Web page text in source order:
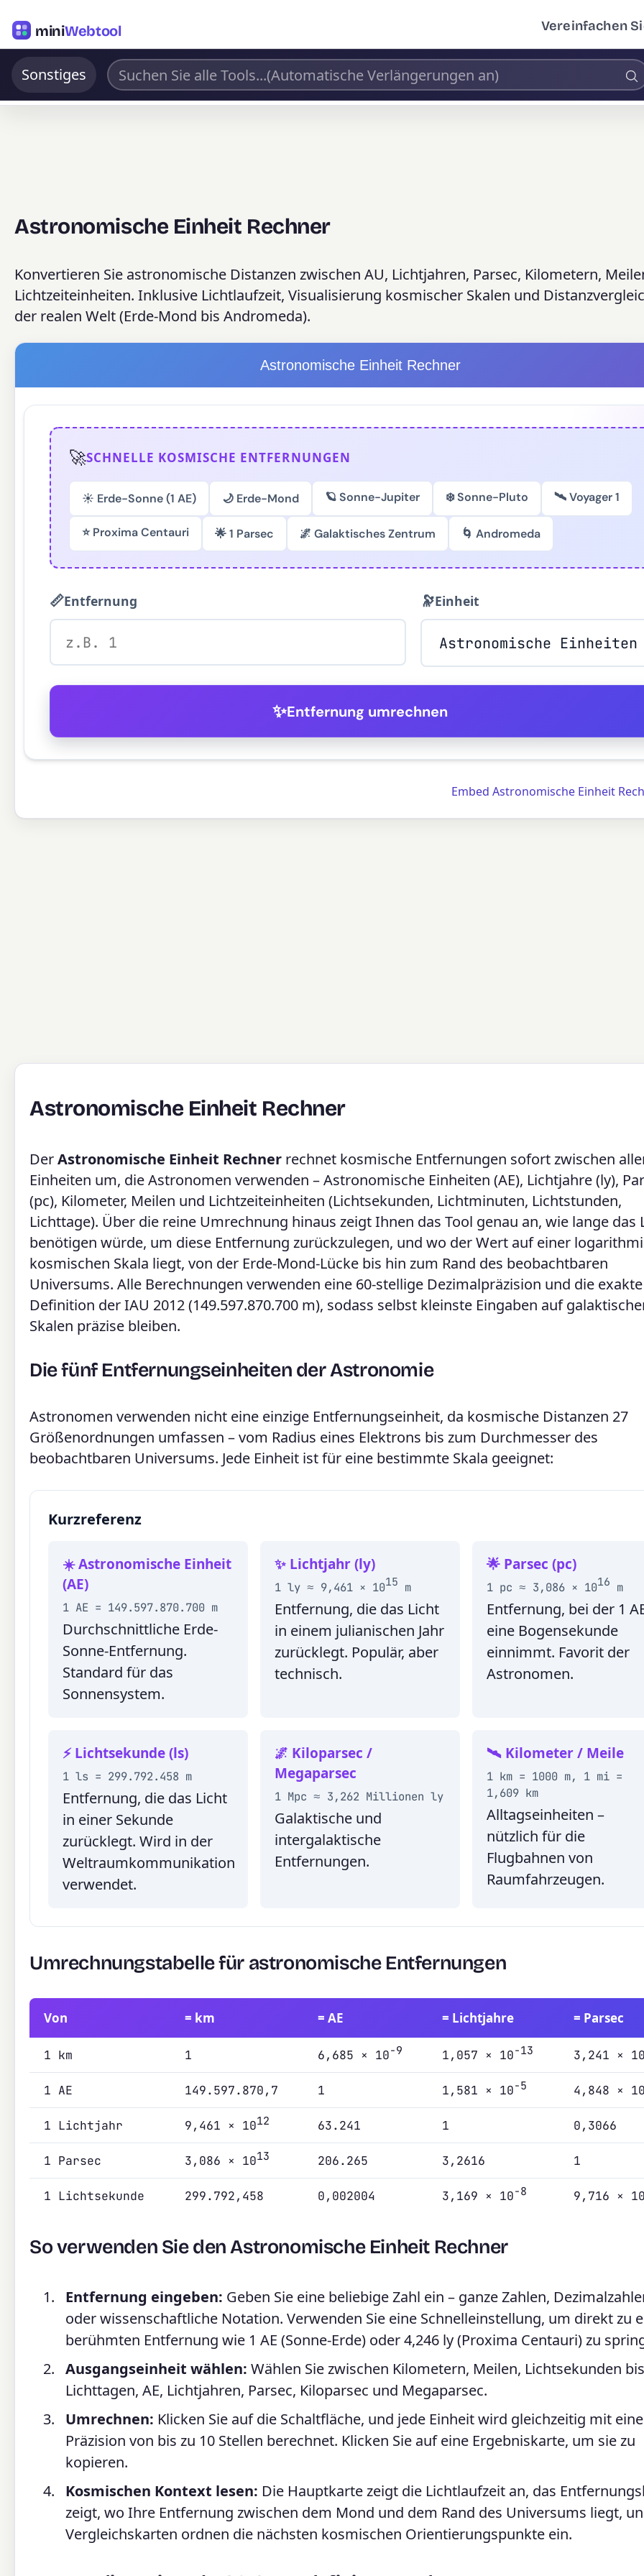
miniWebtool Vereinfachen
Sonstiges
Astronomische Einheit Rechner
Konvertieren Sie astronomische Distanzen zwischen AU, Lichtjahren, Parsec, Kilometern,
Lichtzeiteinheiten. Inklusive Lichtlaufzeit, Visualisierung kosmischer Skalen und
der realen Welt (Erde-Mond bis Andromeda).
Astronomische Einheit Rechner
🚀SCHNELLE KOSMISCHE ENTFERNUNGEN
☀️ Erde-Sonne (1 AE) 🌙 Erde-Mond 🪐 Sonne-Jupiter ❄️ Sonne-Pluto 🛰️ Voyager 1
⭐ Proxima Centauri 🌟 1 Parsec 🌌 Galaktisches Zentrum 🌀 Andromeda
📏Entfernung 🔭Einheit
✨Entfernung umrechnen
Embed Astronomische Einheit
Astronomische Einheit Rechner
DerAstronomische Einheit Rechner rechnet kosmische Entfernungen sofort zwischen
Einheiten um, die Astronomen verwenden – Astronomische Einheiten (AE), Lichtjahre (ly),
(pc), Kilometer, Meilen und Lichtzeiteinheiten (Lichtsekunden, Lichtminuten, Lichtstunden,
Lichttage). Über die reine Umrechnung hinaus zeigt Ihnen das Tool genau an, wie lange das
benötigen würde, um diese Entfernung zurückzulegen, und wo der Wert auf einer
kosmischen Skala liegt, von der Erde-Mond-Lücke bis hin zum Rand des beobachtbaren
Universums. Alle Berechnungen verwenden eine 60-stellige Dezimalpräzision und die exakte
Definition der IAU 2012 (149.597.870.700 m), sodass selbst kleinste Eingaben auf
Skalen präzise bleiben.
Die fünf Entfernungseinheiten der Astronomie
Astronomen verwenden nicht eine einzige Entfernungseinheit, da kosmische Distanzen 27
Größenordnungen umfassen – vom Radius eines Elektrons bis zum Durchmesser des
beobachtbaren Universums. Jede Einheit ist für eine bestimmte Skala geeignet:
Kurzreferenz
☀️ Astronomische Einheit
(AE)
1 AE = 149.597.870.700 m
Durchschnittliche Erde-
Sonne-Entfernung.
Standard für das
Sonnensystem.
✨ Lichtjahr (ly)
1 ly ≈ 9,461 × 1015 m
Entfernung, die das Licht
in einem julianischen Jahr
zurücklegt. Populär, aber
technisch.
🌟 Parsec (pc)
1 pc ≈ 3,086 × 1016 m
Entfernung, bei der 1
eine Bogensekunde
einnimmt. Favorit der
Astronomen.
⚡ Lichtsekunde (ls)
1 ls = 299.792.458 m
Entfernung, die das Licht
in einer Sekunde
zurücklegt. Wird in der
Weltraumkommunikation
verwendet.
🌌 Kiloparsec /
Megaparsec
1 Mpc ≈ 3,262 Millionen ly
Galaktische und
intergalaktische
Entfernungen.
🛰️ Kilometer / Meile
1 km = 1000 m, 1 mi =
1,609 km
Alltagseinheiten –
nützlich für die
Flugbahnen von
Raumfahrzeugen.
Umrechnungstabelle für astronomische Entfernungen
Von = km = AE = Lichtjahre = Parsec
1 km 1 6,685 × 10-9 1,057 × 10-13 3,241 ×
1 AE 149.597.870,7 1 1,581 × 10-5 4,848 ×
1 Lichtjahr 9,461 × 1012 63.241 1 0,3066
1 Parsec 3,086 × 1013 206.265 3,2616 1
1 Lichtsekunde 299.792,458 0,002004 3,169 × 10-8 9,716 ×
So verwenden Sie den Astronomische Einheit Rechner
Entfernung eingeben: Geben Sie eine beliebige Zahl ein – ganze Zahlen,
oder wissenschaftliche Notation. Verwenden Sie eine Schnelleinstellung, um direkt zu
berühmten Entfernung wie 1 AE (Sonne-Erde) oder 4,246 ly (Proxima Centauri) zu
Ausgangseinheit wählen: Wählen Sie zwischen Kilometern, Meilen, Lichtsekunden bis
Lichttagen, AE, Lichtjahren, Parsec, Kiloparsec und Megaparsec.
Umrechnen: Klicken Sie auf die Schaltfläche, und jede Einheit wird gleichzeitig mit
Präzision von bis zu 10 Stellen berechnet. Klicken Sie auf eine Ergebniskarte, um sie zu
kopieren.
Kosmischen Kontext lesen: Die Hauptkarte zeigt die Lichtlaufzeit an, das
zeigt, wo Ihre Entfernung zwischen dem Mond und dem Rand des Universums liegt,
Vergleichskarten ordnen die nächsten kosmischen Orientierungspunkte ein.